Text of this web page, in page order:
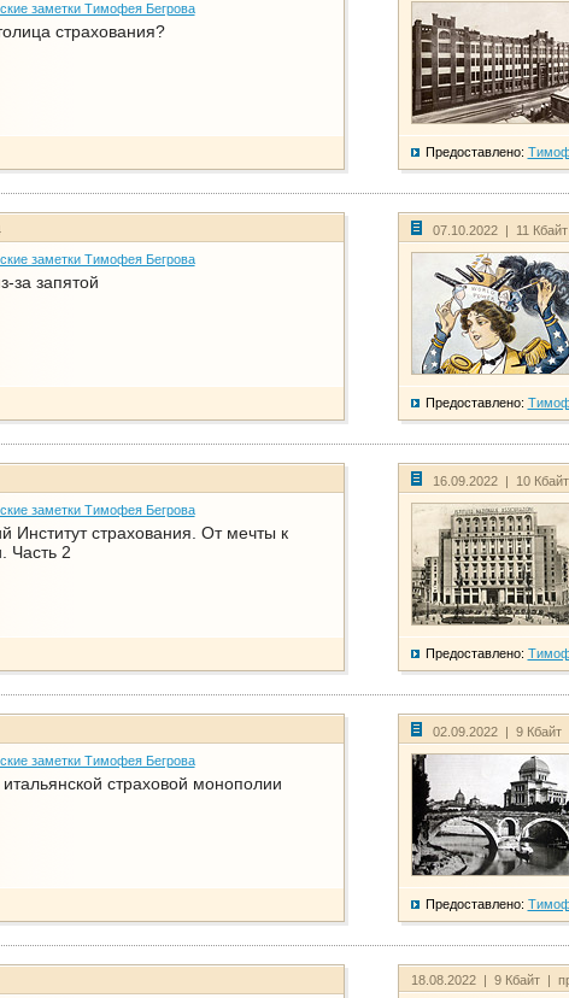
заметки Тимофея Бегрова
страхования?
Предоставлено:
заметки Тимофея Бегрова
за запятой
07.10.2022 | 11
Предоставлено:
заметки Тимофея Бегрова
Институт страхования. От мечты к
Часть 2
16.09.2022 | 10
Предоставлено:
заметки Тимофея Бегрова
страховой монополии
02.09.2022 | 9 Кбайт
Предоставлено:
18.08.2022 | 9 Кбайт |